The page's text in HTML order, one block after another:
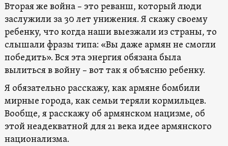
Вторая же война – это реванш, который люди
заслужили за 30 лет унижения. Я скажу своему
ребенку, что когда наши выезжали из страны, то
слышали фразы типа: «Вы даже армян не смогли
победить». Вся эта энергия обязана была
вылиться в войну – вот так я объясню ребенку.
Я обязательно расскажу, как армяне бомбили
мирные города, как семьи теряли кормильцев.
Вообще, я расскажу об армянском нацизме, об
этой неадекватной для 21 века идее армянского
национализма.